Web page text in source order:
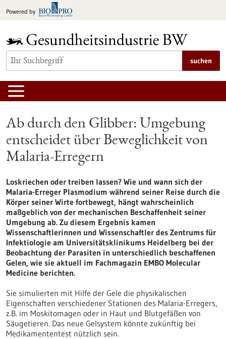
Inhalt
Powered by
suchen
Ab durch den Glibber: Umgebung
entscheidet über Beweglichkeit von
Malaria-Erregern
Loskriechen oder treiben lassen? Wie und wann sich der
Malaria-Erreger Plasmodium während seiner Reise durch die
Körper seiner Wirte fortbewegt, hängt wahrscheinlich
maßgeblich von der mechanischen Beschaffenheit seiner
Umgebung ab. Zu diesem Ergebnis kamen
Wissenschaftlerinnen und Wissenschaftler des Zentrums für
Infektiologie am Universitätsklinikums Heidelberg bei der
Beobachtung der Parasiten in unterschiedlich beschaffenen
Gelen, wie sie aktuell im Fachmagazin EMBO Molecular
Medicine berichten.
Sie simulierten mit Hilfe der Gele die physikalischen
Eigenschaften verschiedener Stationen des Malaria-Erregers,
z.B. im Moskitomagen oder in Haut und Blutgefäßen von
Säugetieren. Das neue Gelsystem könnte zukünftig bei
Medikamententest nützlich sein.